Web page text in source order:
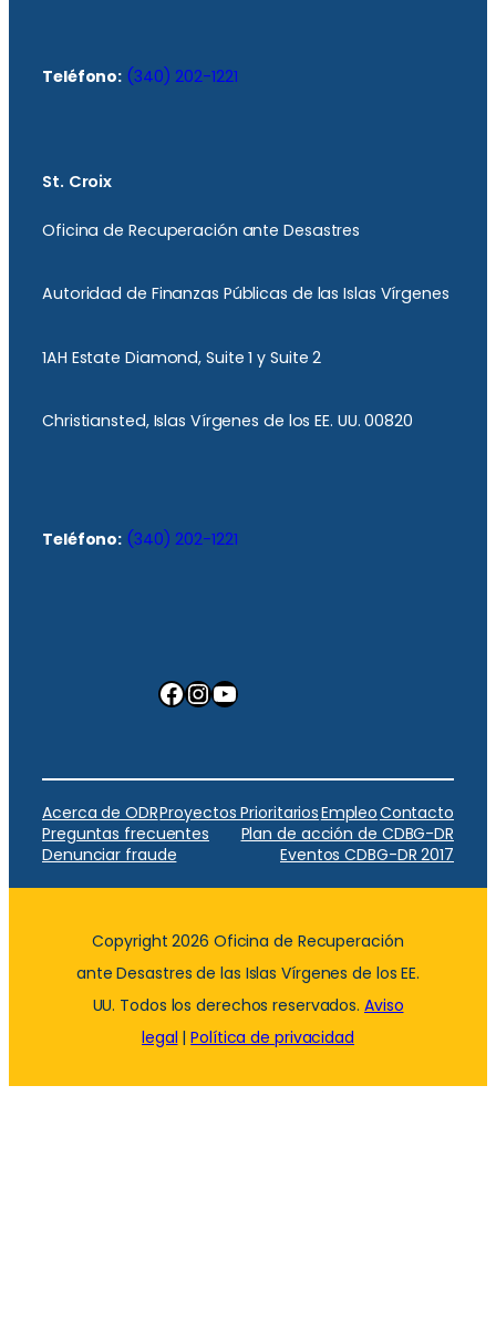
Teléfono: (340) 202-1221
St. Croix
Oficina de Recuperación ante Desastres
Autoridad de Finanzas Públicas de las Islas Vírgenes
1AH Estate Diamond, Suite 1 y Suite 2
Christiansted, Islas Vírgenes de los EE. UU. 00820
Teléfono: (340) 202-1221
Facebook InstagramYouTube
Acerca de ODRProyectos PrioritariosEmpleoContacto
Preguntas frecuentes
Plan de acción de CDBG-DR
Denunciar fraude
Eventos CDBG-DR 2017
Copyright 2026 Oficina de Recuperación
ante Desastres de las Islas Vírgenes de los EE.
UU. Todos los derechos reservados. Aviso
legal |Política de privacidad